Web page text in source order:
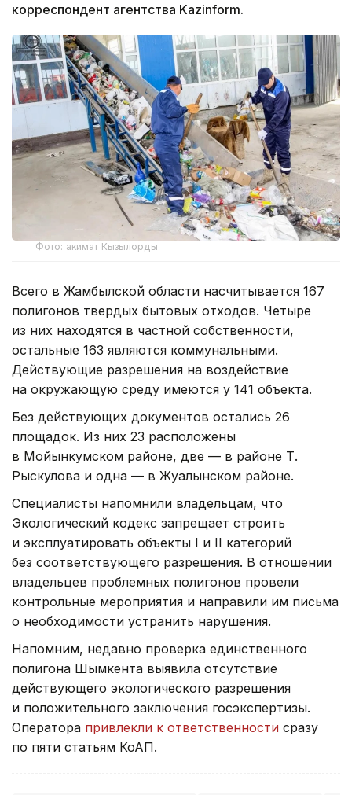
корреспондент агентства Kazinform.
Фото: акимат Кызылорды
Всего в Жамбылской области насчитывается 167
полигонов твердых бытовых отходов. Четыре
из них находятся в частной собственности,
остальные 163 являются коммунальными.
Действующие разрешения на воздействие
на окружающую среду имеются у 141 объекта.
Без действующих документов остались 26
площадок. Из них 23 расположены
в Мойынкумском районе, две — в районе Т.
Рыскулова и одна — в Жуалынском районе.
Специалисты напомнили владельцам, что
Экологический кодекс запрещает строить
и эксплуатировать объекты I и II категорий
без соответствующего разрешения. В отношении
владельцев проблемных полигонов провели
контрольные мероприятия и направили им письма
о необходимости устранить нарушения.
Напомним, недавно проверка единственного
полигона Шымкента выявила отсутствие
действующего экологического разрешения
и положительного заключения госэкспертизы.
Оператора привлекли к ответственности сразу
по пяти статьям КоАП.